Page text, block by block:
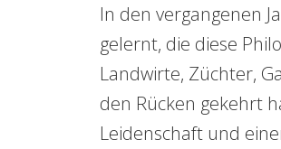
In den vergangenen
gelernt, die diese
Landwirte, Züchter,
den Rücken gekehrt
Leidenschaft und